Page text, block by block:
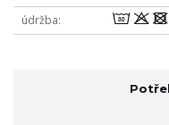
údržba